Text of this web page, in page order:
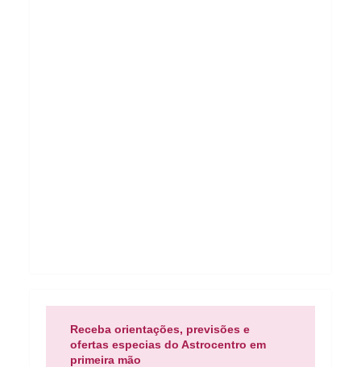
Receba orientações, previsões e
ofertas especias do Astrocentro em
primeira mão